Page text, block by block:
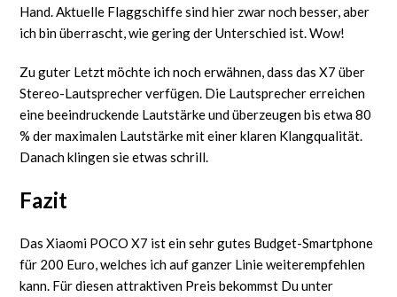
Hand. Aktuelle Flaggschiffe sind hier zwar noch besser, aber
ich bin überrascht, wie gering der Unterschied ist. Wow!
Zu guter Letzt möchte ich noch erwähnen, dass das X7 über
Stereo-Lautsprecher verfügen. Die Lautsprecher erreichen
eine beeindruckende Lautstärke und überzeugen bis etwa 80
% der maximalen Lautstärke mit einer klaren Klangqualität.
Danach klingen sie etwas schrill.
Fazit
Das Xiaomi POCO X7 ist ein sehr gutes Budget-Smartphone
für 200 Euro, welches ich auf ganzer Linie weiterempfehlen
kann. Für diesen attraktiven Preis bekommst Du unter